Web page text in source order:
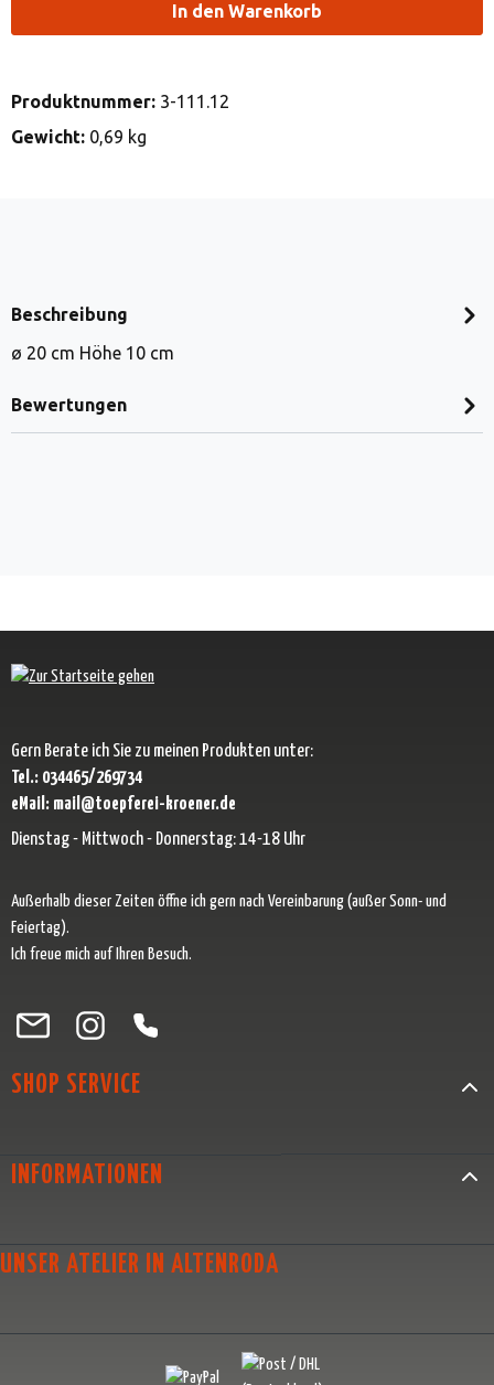
In den Warenkorb
Produktnummer: 3-111.12
Gewicht: 0,69 kg
Beschreibung
ø 20 cm Höhe 10 cm
Bewertungen
Gern Berate ich Sie zu meinen Produkten unter:
Tel.: 034465/269734
eMail: mail@toepferei-kroener.de
Dienstag - Mittwoch - Donnerstag: 14-18 Uhr
Außerhalb dieser Zeiten öffne ich gern nach Vereinbarung (außer Sonn- und
Feiertag).
Ich freue mich auf Ihren Besuch.
Besuche uns auf Facebook – öffnet in neuem Tab (externer Link)
Schau auf Instagram vorbei – öffnet in neuem Tab (externer Link)
Lass dich auf Pinterest inspirieren – öffnet in neuem Tab
Folge uns auf X – öffnet in neuem Tab (externer Link)
SHOP SERVICE
INFORMATIONEN
UNSER ATELIER IN ALTENRODA